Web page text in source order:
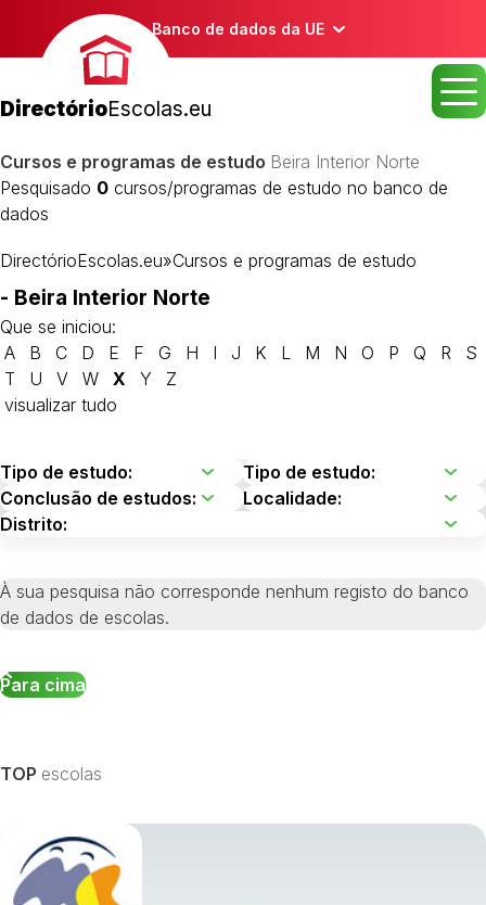
Banco de dados da UE
DirectórioEscolas.eu
Cursos e programas de estudo Beira Interior Norte
Pesquisado 0 cursos/programas de estudo no banco de
dados
DirectórioEscolas.eu»Cursos e programas de estudo
- Beira Interior Norte
Que se iniciou:
A
B C D E F G H I J K L M N O P Q R
S
T
U V W X Y
Z
visualizar tudo
À sua pesquisa não corresponde nenhum registo do banco
de dados de escolas.
Para cima
TOP escolas